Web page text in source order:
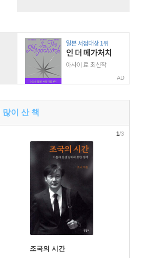
AD
많이 산 책
조국의 시간
1/3